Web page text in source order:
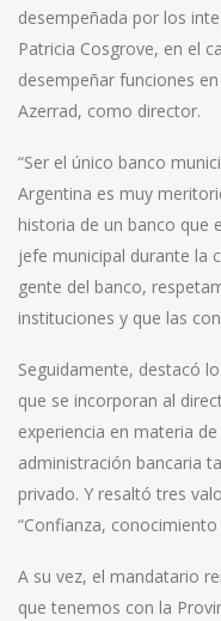
desempeñada por los
Patricia Cosgrove, en el
desempeñar funciones
Azerrad, como director.
“Ser el único banco
Argentina es muy
historia de un banco que
jefe municipal durante la
gente del banco,
instituciones y que las
Seguidamente, destacó
que se incorporan al
experiencia en materia
administración bancaria
privado. Y resaltó tres
“Confianza,
A su vez, el mandatario
que tenemos con la